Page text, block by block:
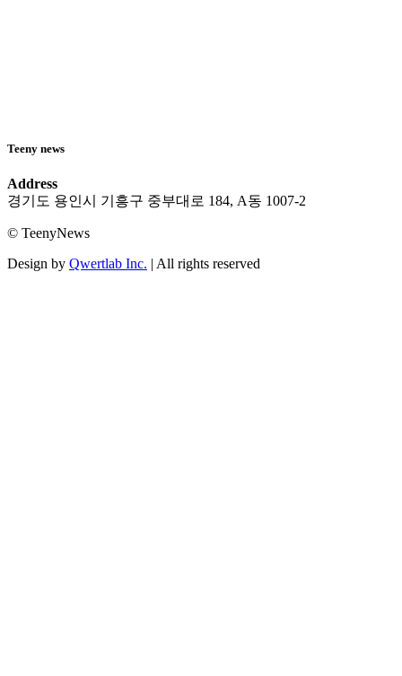
Teeny news
Address
경기도 용인시 기흥구 중부대로 184, A동 1007-2
© TeenyNews
Design by Qwertlab Inc. | All rights reserved